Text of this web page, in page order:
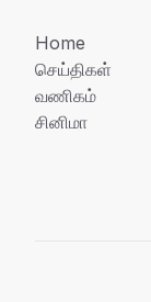
Home
செய்திகள்
வணிகம்
சினிமா